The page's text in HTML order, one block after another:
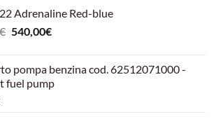
Adrenaline Red-blue
€ Il
era:
599,00€.
540,00€Il
è:
540,00€.
pompa benzina cod. 62512071000 -
fuel pump